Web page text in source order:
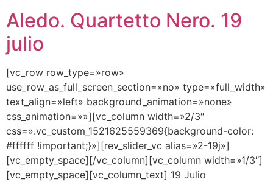
Aledo. Quartetto Nero. 19
julio
[vc_row row_type=»row»
use_row_as_full_screen_section=»no» type=»full_width»
text_align=»left» background_animation=»none»
css_animation=»»][vc_column width=»2/3″
css=».vc_custom_1521625559369{background-color:
#ffffff !important;}»][rev_slider_vc alias=»2-19j»]
[vc_empty_space][/vc_column][vc_column width=»1/3″]
[vc_empty_space][vc_column_text] 19 Julio